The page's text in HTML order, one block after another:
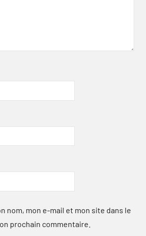
nom, mon e-mail et mon site dans le
prochain commentaire.